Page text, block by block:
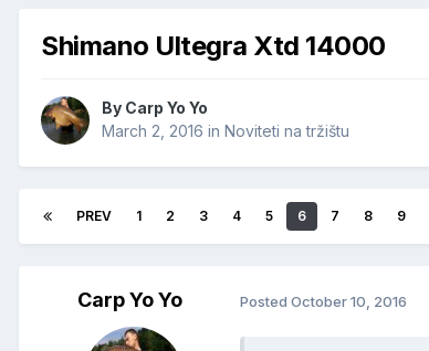
Shimano Ultegra Xtd 14000
By Carp Yo Yo
March 2, 2016 in Noviteti na tržištu
PREV 1 2 3 4 5 6 7 8 9
Carp Yo Yo Posted October 10, 2016